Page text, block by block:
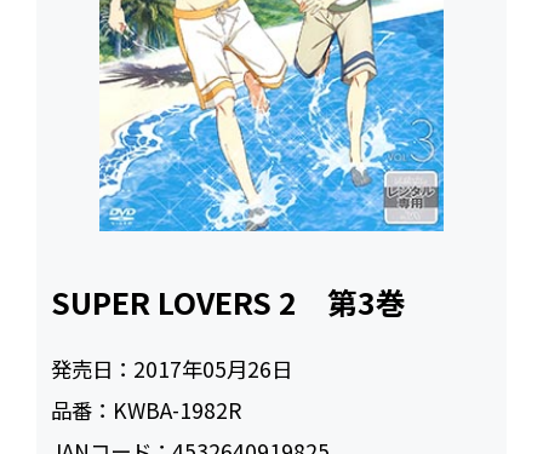
SUPER LOVERS 2 第3巻
発売日： 2017年05月26日
品番： KWBA-1982R